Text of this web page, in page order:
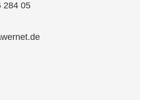
284 05